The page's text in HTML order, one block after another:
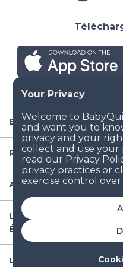
Entreprise
Ressources
Articles de puériculture
Lieux populaires de
États-Unis
Lieux populaires de